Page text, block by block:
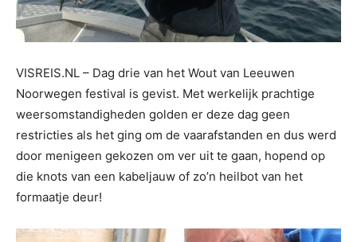
VISREIS.NL – Dag drie van het Wout van Leeuwen
Noorwegen festival is gevist. Met werkelijk prachtige
weersomstandigheden golden er deze dag geen
restricties als het ging om de vaarafstanden en dus werd
door menigeen gekozen om ver uit te gaan, hopend op
die knots van een kabeljauw of zo’n heilbot van het
formaatje deur!